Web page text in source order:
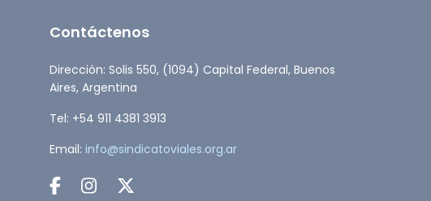
Contáctenos
Dirección: Solis 550, (1094) Capital Federal, Buenos
Aires, Argentina
Tel: +54 911 4381 3913
Email: info@sindicatoviales.org.ar